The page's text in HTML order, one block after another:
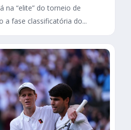
na “elite” do torneio de
a fase classificatória do...